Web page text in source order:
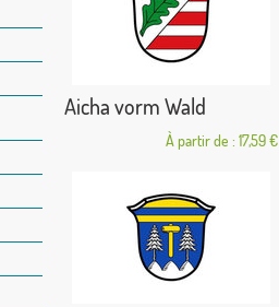
Aicha vorm Wald
À partir de : 17,59 €